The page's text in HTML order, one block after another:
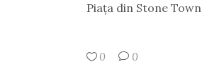
Piața din Stone Town
0 0